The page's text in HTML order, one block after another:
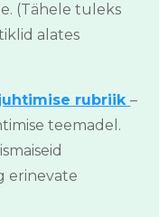
(Tähele tuleks
alates
rubriik–
teemadel.
erinevate